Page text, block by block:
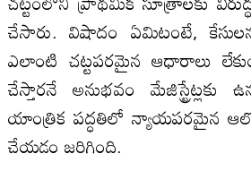
చేసారు. విషాదం ఏమిటంటే,
ఎలాంటి చట్టపరమైన ఆధారాలు
చేస్తారనే అనుభవం మేజిస్ట్రేట్లకు
యాంత్రిక పద్ధతిలో న్యాయపరమైన
చేయడం జరిగింది.